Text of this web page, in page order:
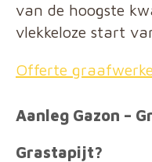
van de hoogste
vlekkeloze start
Offerte
Aanleg Gazon –
Grastapijt?